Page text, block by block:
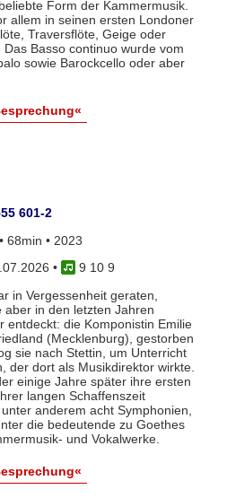
Form der Kammermusik.
allem in seinen ersten Londoner
Traversflöte, Geige oder
Basso continuo wurde vom
sowie Barockcello oder aber
601-2
68min • 2023
•
9 10 9
in Vergessenheit geraten,
aber in den letzten Jahren
entdeckt: die Komponistin Emilie
(Mecklenburg), gestorben
sie nach Stettin, um Unterricht
der dort als Musikdirektor wirkte.
einige Jahre später ihre ersten
langen Schaffenszeit
anderem acht Symphonien,
die bedeutende zu Goethes
und Vokalwerke.